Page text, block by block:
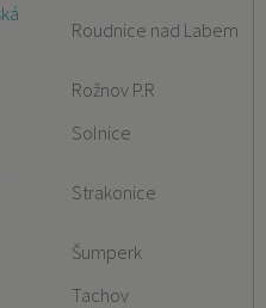
Roudnice nad Labem
Rožnov P.R
Solnice
Strakonice
Šumperk
Tachov